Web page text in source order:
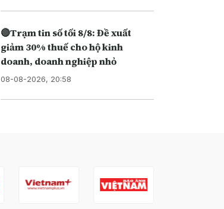
🔴Trạm tin số tối 8/8: Đề xuất
giảm 30% thuế cho hộ kinh
doanh, doanh nghiệp nhỏ
08-08-2026, 20:58